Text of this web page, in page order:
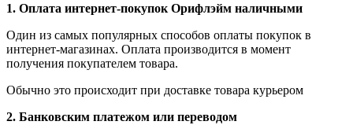
1. Оплата интернет-покупок Орифлэйм наличными
Один из самых популярных способов оплаты покупок в
интернет-магазинах. Оплата производится в момент
получения покупателем товара.
Обычно это происходит при доставке товара курьером
2. Банковским платежом или переводом